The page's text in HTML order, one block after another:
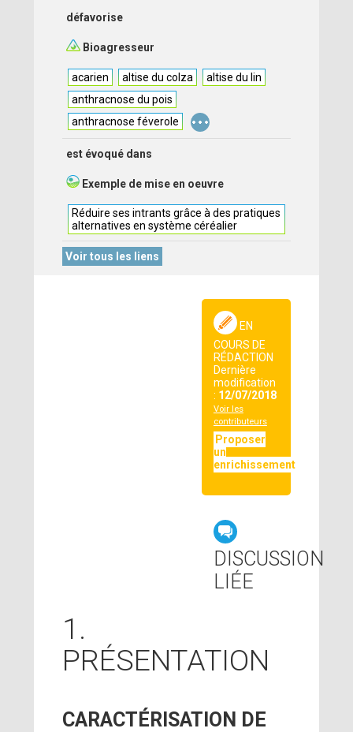
défavorise
Bioagresseur
acarien altise du colza
altise du lin
anthracnose du pois
anthracnose féverole
...
est évoqué dans
Exemple de mise en oeuvre
Réduire ses intrants grâce à des pratiques
alternatives en système céréalier
Voir tous les liens
EN
COURS DE
RÉDACTION
Dernière
modification
: 12/07/2018
Voir les
contributeurs
Proposer
un
enrichissement
DISCUSSION
LIÉE
1.
PRÉSENTATION
CARACTÉRISATION DE